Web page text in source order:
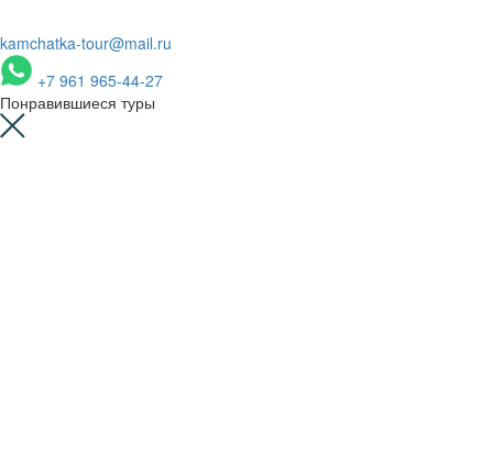
kamchatka-tour@mail.ru
+7 961 965-44-27
Понравившиеся туры